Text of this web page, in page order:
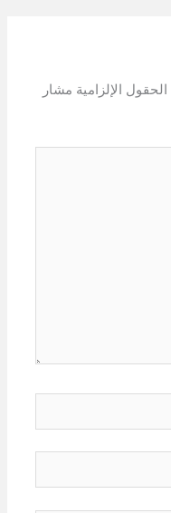
الحقول الإلزامية مشار